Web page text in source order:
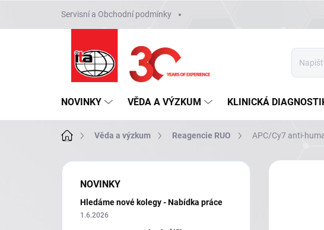
obsah
Servisní a Obchodní podmínky
NOVINKY VĚDA A VÝZKUM KLINICKÁ
Domů Věda a výzkum Reagencie RUO APC/Cy7 anti-
P
NOVINKY
Hledáme nové kolegy - Nabídka práce
1.6.2026